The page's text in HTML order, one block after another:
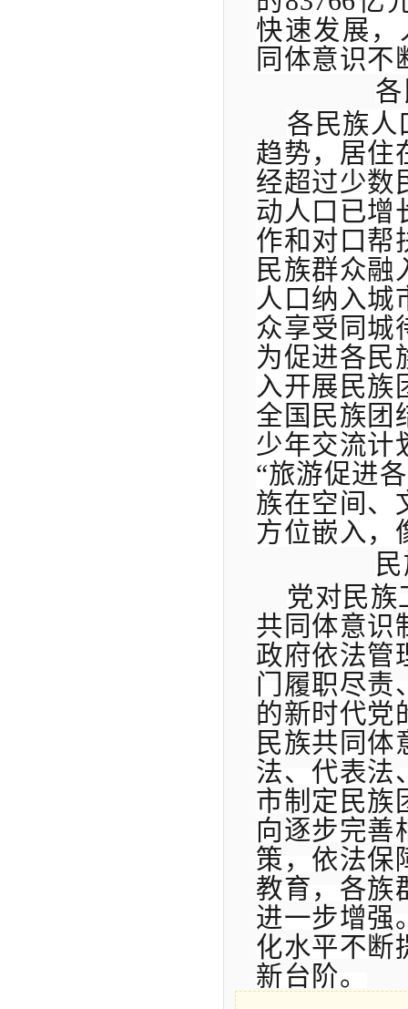
快速发展
同体意识不
各民族人
趋势，居住
经超过少数
动人口已增
作和对口帮
民族群众融
人口纳入城
众享受同城
为促进各民
入开展民族
全国民族团
少年交流计
“旅游促进
族在空间、
方位嵌入，
党对民族
共同体意识
政府依法管
门履职尽责
的新时代党
民族共同体
法、代表法
市制定民族
向逐步完善
策，依法保
教育，各族
进一步增强
化水平不断
新台阶。